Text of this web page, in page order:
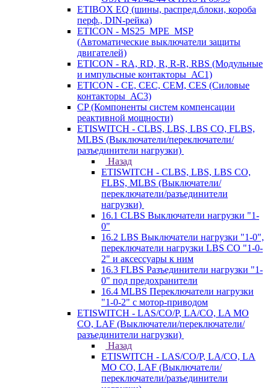
ETIBOX EQ (шины, распред.блоки, короба
перф., DIN-рейка)
ETICON - MS25_MPE_MSP
(Автоматические выключатели защиты
двигателей)
ETICON - RA, RD, R, R-R, RBS (Модульные
и импульсные контакторы_АС1)
ETICON - CE, CEC, CEM, CES (Силовые
контакторы_АС3)
CP (Компоненты систем компенсации
реактивной мощности)
ETISWITCH - CLBS, LBS, LBS CO, FLBS,
MLBS (Выключатели/переключатели/
разъединители нагрузки)
Назад
ETISWITCH - CLBS, LBS, LBS CO,
FLBS, MLBS (Выключатели/
переключатели/разъединители
нагрузки)
16.1 CLBS Выключатели нагрузки "1-
0"
16.2 LBS Выключатели нагрузки "1-0",
переключатели нагрузки LBS CO "1-0-
2" и аксессуары к ним
16.3 FLBS Разъединители нагрузки "1-
0" под предохранители
16.4 MLBS Переключатели нагрузки
"1-0-2" с мотор-приводом
ETISWITCH - LAS/CO/P, LA/CO, LA MO
CO, LAF (Выключатели/переключатели/
разъединители нагрузки)
Назад
ETISWITCH - LAS/CO/P, LA/CO, LA
MO CO, LAF (Выключатели/
переключатели/разъединители